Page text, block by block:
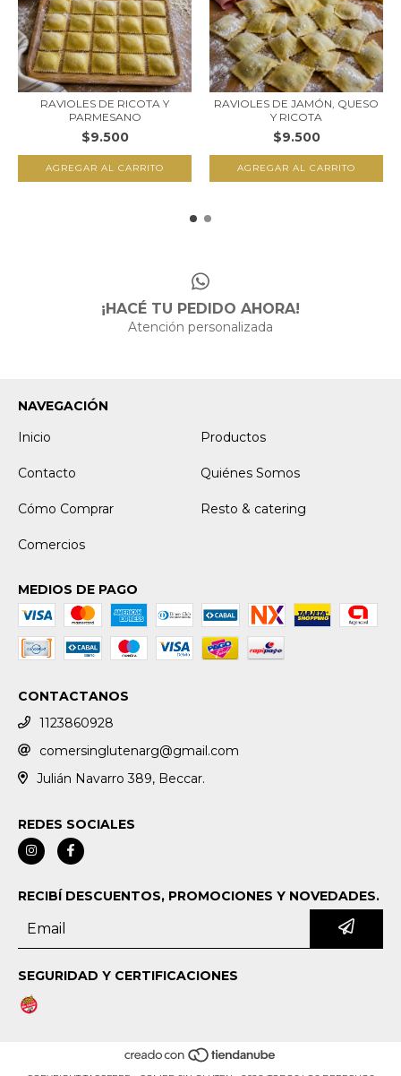
RAVIOLES DE RICOTA Y
PARMESANO
$9.500
RAVIOLES DE JAMÓN, QUESO
Y RICOTA
$9.500
¡HACÉ TU PEDIDO AHORA!
Atención personalizada
NAVEGACIÓN
Inicio
Productos
Contacto Quiénes Somos
Cómo Comprar Resto & catering
Comercios
MEDIOS DE PAGO
CONTACTANOS
1123860928
comersinglutenarg@gmail.com
Julián Navarro 389, Beccar.
REDES SOCIALES
RECIBÍ DESCUENTOS, PROMOCIONES Y NOVEDADES.
SEGURIDAD Y CERTIFICACIONES